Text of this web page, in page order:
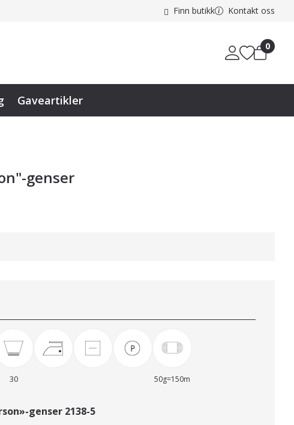
Finn butikk Kontakt oss
0
Gaveartikler
genser
30 50g=150m
genser 2138-5